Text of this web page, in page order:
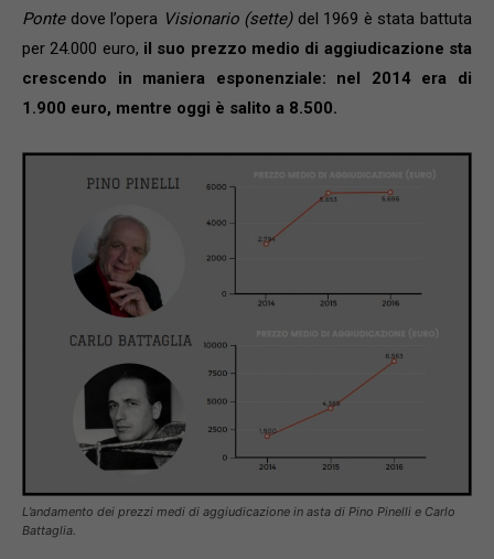
Pontedove l’opera Visionario (sette)del 1969 è stata battuta
per 24.000 euro, il suo prezzo medio di aggiudicazione sta
crescendo in maniera esponenziale: nel 2014 era di
1.900 euro, mentre oggi è salito a 8.500.
L’andamento dei prezzi medi di aggiudicazione in asta di Pino Pinelli e Carlo
Battaglia.